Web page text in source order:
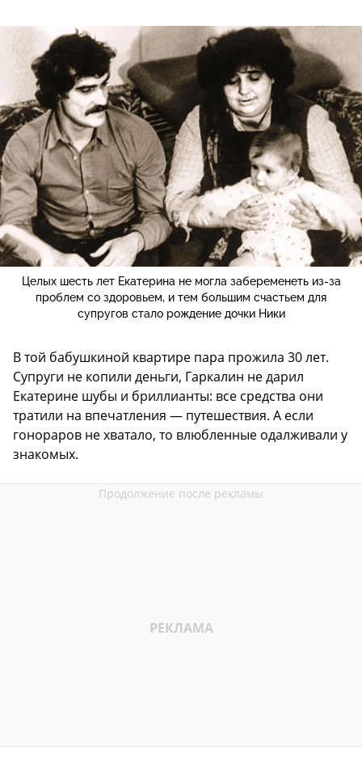
Целых шесть лет Екатерина не могла забеременеть из-за
проблем со здоровьем, и тем большим счастьем для
супругов стало рождение дочки Ники
В той бабушкиной квартире пара прожила 30 лет.
Супруги не копили деньги, Гаркалин не дарил
Екатерине шубы и бриллианты: все средства они
тратили на впечатления — путешествия. А если
гонораров не хватало, то влюбленные одалживали у
знакомых.